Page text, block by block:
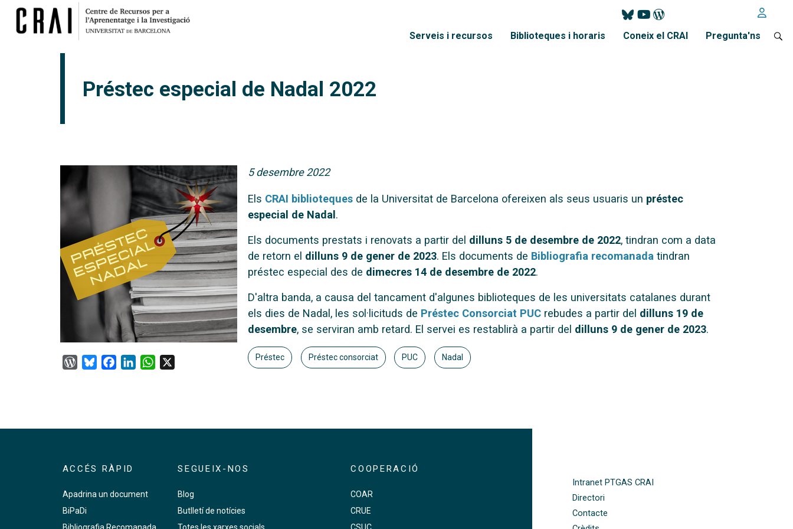
Menú principal
Serveis i recursos Biblioteques i horaris Coneix el CRAI Pregunta'ns
Préstec especial de Nadal 2022
WordPress
BlueskyFacebook
LinkedInWhatsApp
5 desembre 2022
Els CRAI biblioteques de la Universitat de Barcelona ofereixen als seus usuaris un préstec
especial de Nadal .
Els documents prestats i renovats a partir del dilluns 5 de desembre de 2022, tindran com a data
de retorn el dilluns 9 de gener de 2023. Els documents de Bibliografia recomanada tindran
préstec especial des de dimecres 14 de desembre de 2022.
D'altra banda, a causa del tancament d'algunes biblioteques de les universitats catalanes durant
els dies de Nadal, les sol·licituds de Préstec Consorciat PUC rebudes a partir del dilluns 19 de
desembre, se serviran amb retard. El servei es restablirà a partir del dilluns 9 de gener de 2023.
Préstec Préstec consorciat PUC Nadal
ACCÉS RÀPID
Apadrina un document
BiPaDi
SEGUEIX-NOS
Blog
Butlletí de notícies
COOPERACIÓ
COAR
CRUE
Intranet PTGAS CRAI
Directori
Contacte